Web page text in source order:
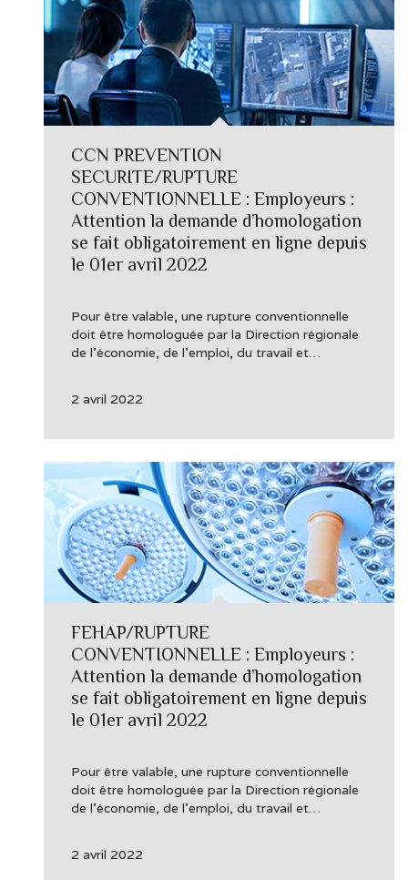
CCN PREVENTION
SECURITE/RUPTURE
CONVENTIONNELLE : Employeurs :
Attention la demande d’homologation
se fait obligatoirement en ligne depuis
le 01er avril 2022
Pour être valable, une rupture conventionnelle
doit être homologuée par la Direction régionale
de l’économie, de l’emploi, du travail et…
2 avril 2022
FEHAP/RUPTURE
CONVENTIONNELLE : Employeurs :
Attention la demande d’homologation
se fait obligatoirement en ligne depuis
le 01er avril 2022
Pour être valable, une rupture conventionnelle
doit être homologuée par la Direction régionale
de l’économie, de l’emploi, du travail et…
2 avril 2022